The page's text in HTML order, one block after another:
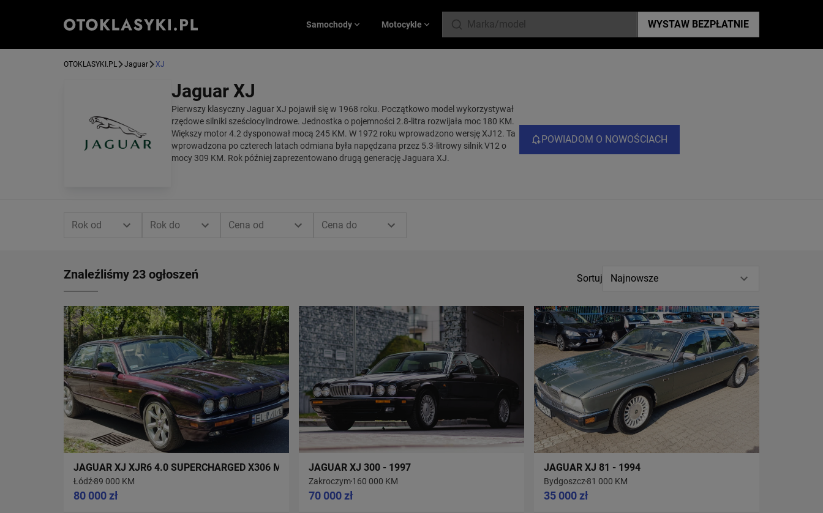
Samochody Motocykle WYSTAW BEZPŁATNIE
OTOKLASYKI.PL Jaguar XJ
Jaguar XJ
Pierwszy klasyczny Jaguar XJ pojawił się w 1968 roku. Początkowo model wykorzystywał
rzędowe silniki sześciocylindrowe. Jednostka o pojemności 2.8-litra rozwijała moc 180 KM.
Większy motor 4.2 dysponował mocą 245 KM. W 1972 roku wprowadzono wersję XJ12. Ta
wprowadzona po czterech latach odmiana była napędzana przez 5.3-litrowy silnik V12 o
mocy 309 KM. Rok później zaprezentowano drugą generację Jaguara XJ.
POWIADOM O NOWOŚCIACH
Rok od Rok do Cena od Cena do
Znaleźliśmy 23 ogłoszeń Sortuj Najnowsze
JAGUAR XJ XJR6 4.0 SUPERCHARGED X306 MANUAL - 1995
Łódź89 000 KM
80 000 zł
JAGUAR XJ 300 - 1997
Zakroczym160 000 KM
70 000 zł
JAGUAR XJ 81 - 1994
Bydgoszcz81 000 KM
35 000 zł